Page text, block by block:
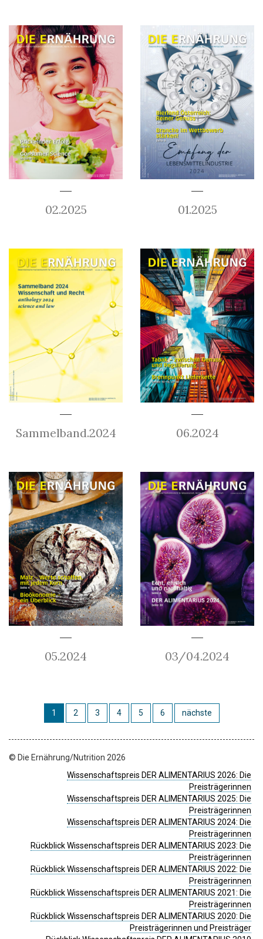
02.2025 01.2025
Sammelband.2024 06.2024
05.2024 03/04.2024
1 2 3 4 5 6 nächste
© Die Ernährung/Nutrition 2026
Wissenschaftspreis DER ALIMENTARIUS 2026: Die
Preisträgerinnen
Wissenschaftspreis DER ALIMENTARIUS 2025: Die
Preisträgerinnen
Wissenschaftspreis DER ALIMENTARIUS 2024: Die
Preisträgerinnen
Rückblick Wissenschaftspreis DER ALIMENTARIUS 2023: Die
Preisträgerinnen
Rückblick Wissenschaftspreis DER ALIMENTARIUS 2022: Die
Preisträgerinnen
Rückblick Wissenschaftspreis DER ALIMENTARIUS 2021: Die
Preisträgerinnen
Rückblick Wissenschaftspreis DER ALIMENTARIUS 2020: Die
Preisträgerinnen und Preisträger